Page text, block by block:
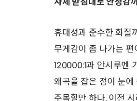
휴대성과 준수한 화질
무게감이 좀 나가는
120000:1과 안시루멘
왜곡을 잡은 점이 눈
주목할만 하다. 이전